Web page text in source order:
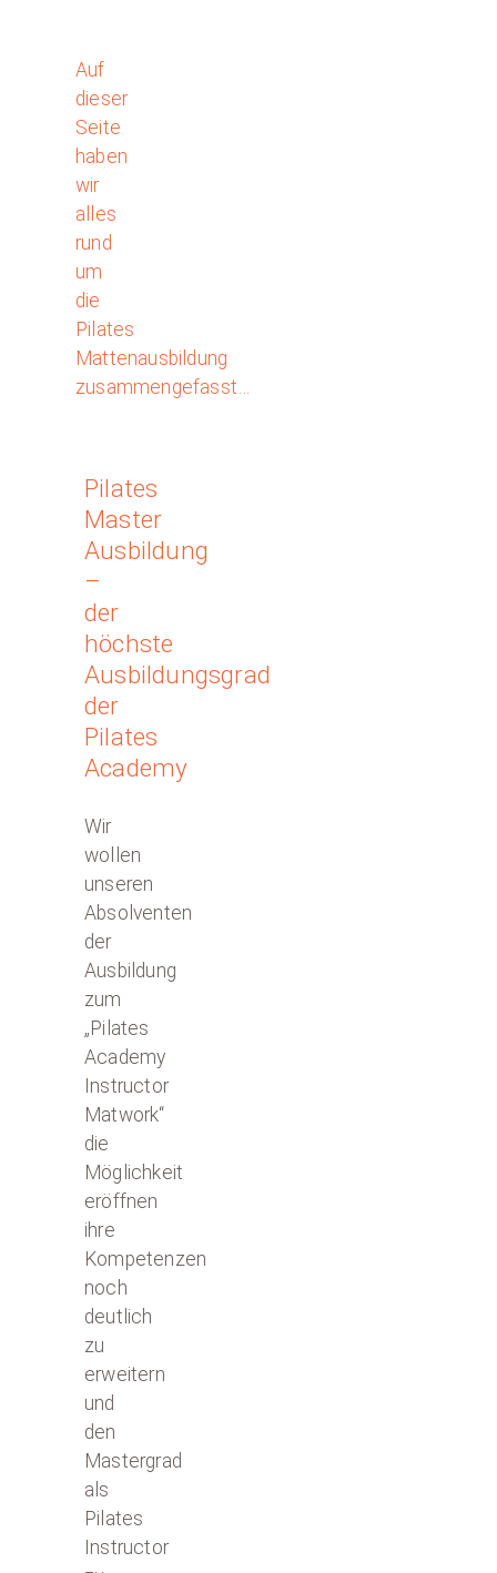
Auf
dieser
Seite
haben
wir
alles
rund
um
die
Pilates
Mattenausbildung
zusammengefasst…
Pilates
Master
Ausbildung
–
der
höchste
Ausbildungsgrad
der
Pilates
Academy
Wir
wollen
unseren
Absolventen
der
Ausbildung
zum
„Pilates
Academy
Instructor
Matwork“
die
Möglichkeit
eröffnen
ihre
Kompetenzen
noch
deutlich
zu
erweitern
und
den
Mastergrad
als
Pilates
Instructor